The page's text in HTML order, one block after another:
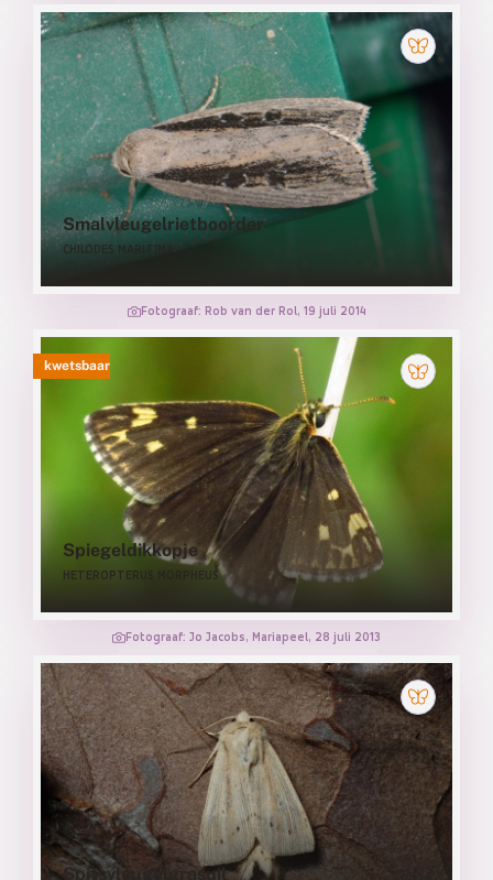
Smalvleugelrietboorder
CHILODES MARITIMA
Fotograaf: Rob van der Rol, 19 juli 2014
kwetsbaar
Spiegeldikkopje
HETEROPTERUS MORPHEUS
Fotograaf: Jo Jacobs, Mariapeel, 28 juli 2013
Spitsvleugelgrasuil